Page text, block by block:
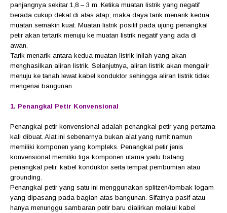
panjangnya sekitar 1,8 – 3 m. Ketika muatan listrik yang negatif
berada cukup dekat di atas atap, maka daya tarik menarik kedua
muatan semakin kuat. Muatan listrik positif pada ujung penangkal
petir akan tertarik menuju ke muatan listrik negatif yang ada di
awan.
Tarik menarik antara kedua muatan listrik inilah yang akan
menghasilkan aliran listrik. Selanjutnya, aliran listrik akan mengalir
menuju ke tanah lewat kabel konduktor sehingga aliran listrik tidak
mengenai bangunan.
1. Penangkal Petir Konvensional
Penangkal petir konvensional adalah penangkal petir yang pertama
kali dibuat. Alat ini sebenarnya bukan alat yang rumit namun
memiliki komponen yang kompleks. Penangkal petir jenis
konvensional memiliki tiga komponen utama yaitu batang
penangkal petir, kabel konduktor serta tempat pembumian atau
grounding.
Penangkal petir yang satu ini menggunakan splitzen/tombak logam
yang dipasang pada bagian atas bangunan. Sifatnya pasif atau
hanya menunggu sambaran petir baru dialirkan melalui kabel